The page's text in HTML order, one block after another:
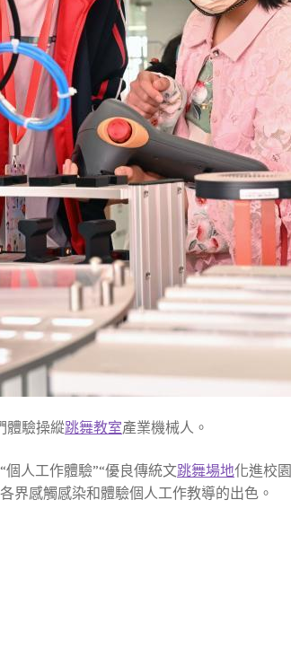
體驗操縱跳舞教室產業機械人。
人工作體驗”“優良傳統文跳舞場地化進校
界感觸感染和體驗個人工作教導的出色。